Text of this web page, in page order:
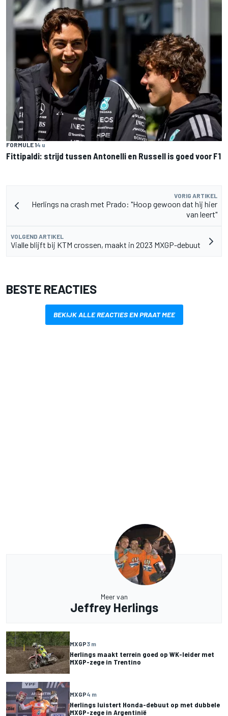
FORMULE 14 u
Fittipaldi: strijd tussen Antonelli en Russell is goed voor F1
VORIG ARTIKEL
Herlings na crash met Prado: "Hoop gewoon dat hij hier
van leert"
VOLGEND ARTIKEL
Vialle blijft bij KTM crossen, maakt in 2023 MXGP-debuut
BESTE REACTIES
BEKIJK ALLE REACTIES EN PRAAT MEE
Meer van
Jeffrey Herlings
MXGP3 m
Herlings maakt terrein goed op WK-leider met
MXGP-zege in Trentino
MXGP4 m
Herlings luistert Honda-debuut op met dubbele
MXGP-zege in Argentinië